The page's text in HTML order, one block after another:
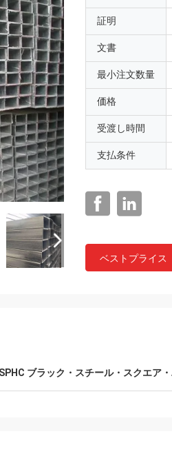
証明
文書
最小注文数量
価格
受渡し時間
支払条件
ベストプライス
SPHC ブラック・スチール・スクエア